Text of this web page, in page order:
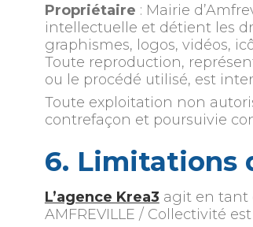
Propriétaire : Mairie
intellectuelle et détient les
graphismes, logos, vidéos,
Toute reproduction,
ou le procédé utilisé, est
Toute exploitation non
contrefaçon et poursuivie
6. Limitations
L’agence Krea3 agit en tant
AMFREVILLE / Collectivité